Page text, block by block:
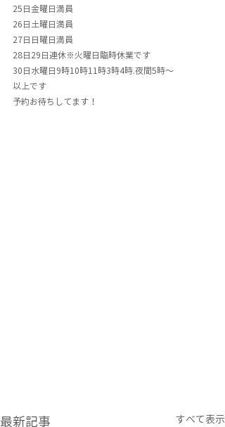
25日金曜日満員
26日土曜日満員
27日日曜日満員
28日29日連休※火曜日臨時休業です
30日水曜日9時10時11時3時4時.夜間5時〜
以上です
予約お待ちしてます！
最新記事 すべて表示